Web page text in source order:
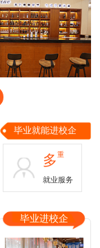
毕业就能进校企
多重
就业服务
毕业进校企